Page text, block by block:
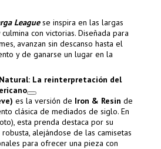
Leaguese inspira en las largas
con victorias. Diseñada para
avanzan sin descanso hasta el
y de ganarse un lugar en la
La reinterpretación del
es la versión de Iron & Resin de
clásica de mediados de siglo. En
esta prenda destaca por su
alejándose de las camisetas
para ofrecer una pieza con